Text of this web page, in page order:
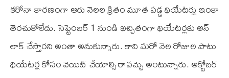
కరోనా కారణంగా ఆరు నెలల క్రితం మూత పడ్డ థియేటర్లు ఇంకా
తెరచుకోలేదు. సెప్టెంబర్‌ 1 నుండి ఖచ్చితంగా థియేటర్లకు అన్‌
లాక్‌ చేస్తారని అంతా అనుకున్నారు. కాని మరో నెల రోజుల పాటు
థియేటర్ల కోసం వెయిట్‌ చేయాల్సి రావచ్చు అంటున్నారు. అక్టోబర్‌